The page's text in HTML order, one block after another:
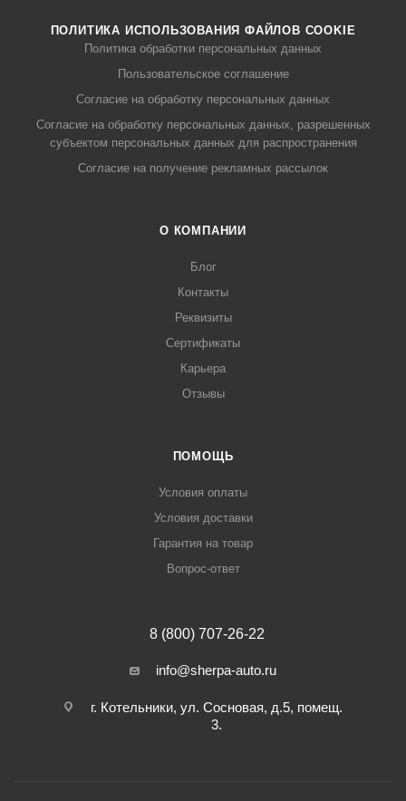
ПОЛИТИКА ИСПОЛЬЗОВАНИЯ ФАЙЛОВ COOKIE
Политика обработки персональных данных
Пользовательское соглашение
Согласие на обработку персональных данных
Согласие на обработку персональных данных, разрешенных
субъектом персональных данных для распространения
Согласие на получение рекламных рассылок
О КОМПАНИИ
Блог
Контакты
Реквизиты
Сертификаты
Карьера
Отзывы
ПОМОЩЬ
Условия оплаты
Условия доставки
Гарантия на товар
Вопрос-ответ
8 (800) 707-26-22
info@sherpa-auto.ru
г. Котельники, ул. Сосновая, д.5, помещ.
3.